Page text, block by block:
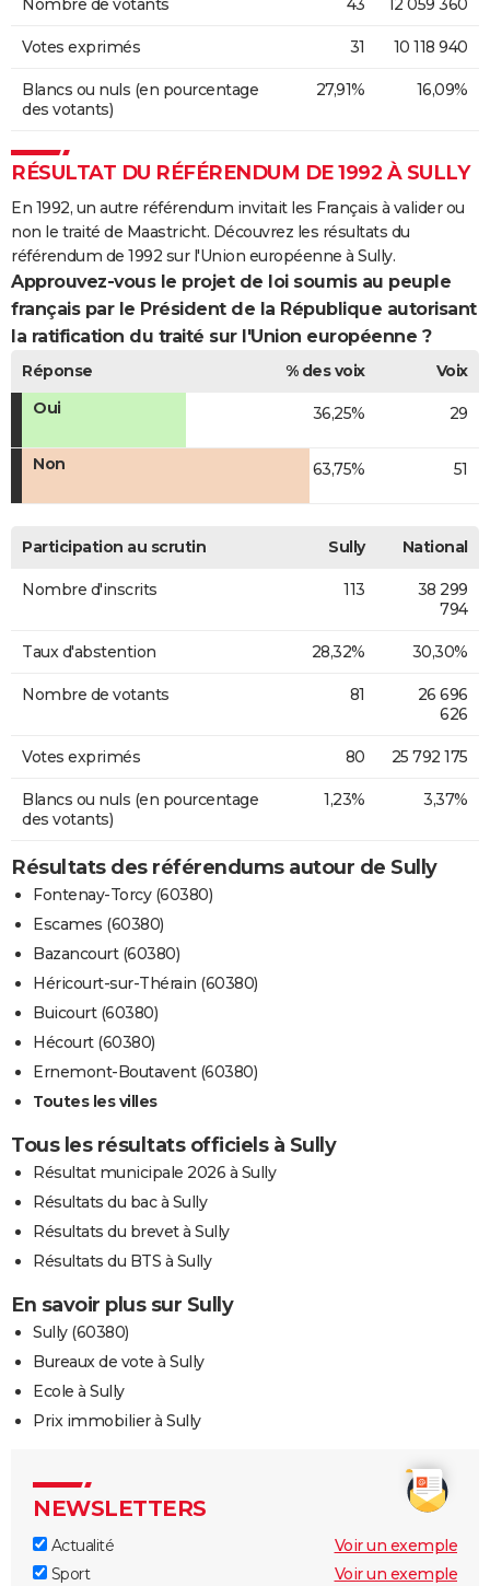
Nombre de votants 43 12 059 360
Votes exprimés 31 10 118 940
Blancs ou nuls (en pourcentage
des votants)
27,91% 16,09%
RÉSULTAT DU RÉFÉRENDUM DE 1992 À SULLY
En 1992, un autre référendum invitait les Français à valider ou
non le traité de Maastricht. Découvrez les résultats du
référendum de 1992 sur l'Union européenne à Sully.
Approuvez-vous le projet de loi soumis au peuple
français par le Président de la République autorisant
la ratification du traité sur l'Union européenne ?
Réponse % des voix
Voix
Oui
36,25% 29
Non 63,75% 51
Participation au scrutin Sully National
Nombre d'inscrits 113
38 299
794
Taux d'abstention 28,32% 30,30%
Nombre de votants 81
26 696
626
Votes exprimés 80 25 792 175
Blancs ou nuls (en pourcentage
des votants)
1,23% 3,37%
Résultats des référendums autour de Sully
Fontenay-Torcy (60380)
Escames (60380)
Bazancourt (60380)
Héricourt-sur-Thérain (60380)
Buicourt (60380)
Hécourt (60380)
Ernemont-Boutavent (60380)
Toutes les villes
Tous les résultats officiels à Sully
Résultat municipale 2026 à Sully
Résultats du bac à Sully
Résultats du brevet à Sully
Résultats du BTS à Sully
En savoir plus sur Sully
Sully (60380)
Bureaux de vote à Sully
Ecole à Sully
Prix immobilier à Sully
NEWSLETTERS
Actualité
Voir un exemple
Sport
Voir un exemple